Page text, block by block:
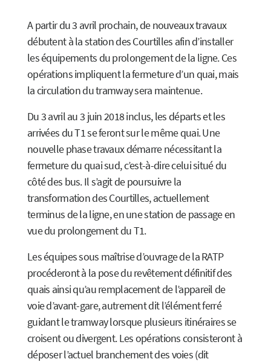
A partir du 3 avril prochain, de nouveaux travaux
débutent à la station des Courtilles afin d’installer
les équipements du prolongement de la ligne. Ces
opérations impliquent la fermeture d’un quai, mais
la circulation du tramway sera maintenue.
Du 3 avril au 3 juin 2018 inclus, les départs et les
arrivées du T1 se feront sur le même quai. Une
nouvelle phase travaux démarre nécessitant la
fermeture du quai sud, c’est-à-dire celui situé du
côté des bus. Il s’agit de poursuivre la
transformation des Courtilles, actuellement
terminus de la ligne, en une station de passage en
vue du prolongement du T1.
Les équipes sous maîtrise d’ouvrage de la RATP
procéderont à la pose du revêtement définitif des
quais ainsi qu’au remplacement de l’appareil de
voie d’avant-gare, autrement dit l’élément ferré
guidant le tramway lorsque plusieurs itinéraires se
croisent ou divergent. Les opérations consisteront à
déposer l’actuel branchement des voies (dit